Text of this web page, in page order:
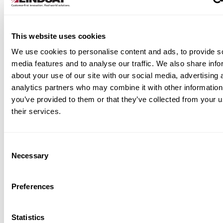
This website uses cookies
We use cookies to personalise content and ads, to provide
media features and to analyse our traffic. We also share
about your use of our site with our social media, advertising
analytics partners who may combine it with other
you’ve provided to them or that they’ve collected from your
their services.
Selection
Necessary
Preferences
Statistics
em amortecimento de
com o Sistema Road Zipper.
velocidade e flexibilidade são mais
o ABSORB-RZ oferece. Projetado
proporciona desempenho confiável em